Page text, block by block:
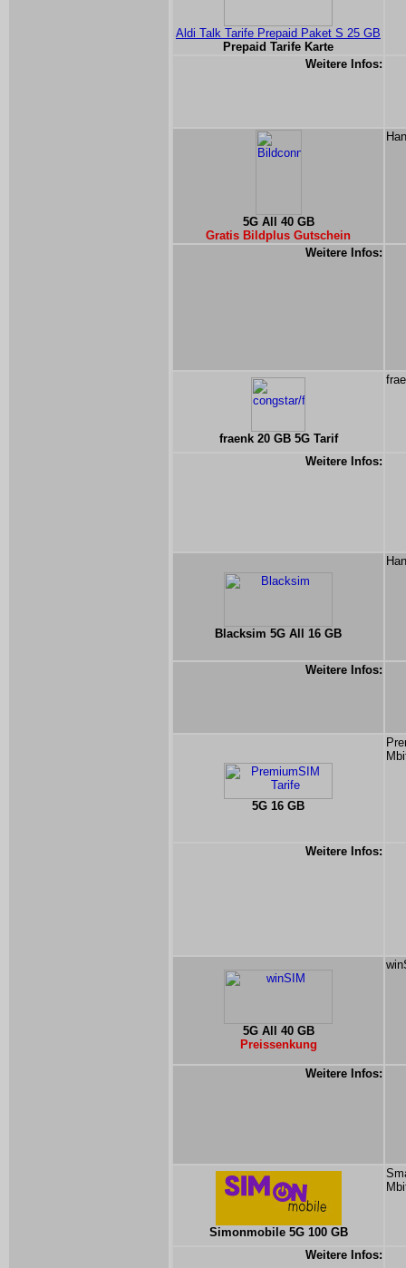
Aldi Talk Tarife Prepaid Paket S 25 GB
Prepaid Tarife Karte
Weitere Infos:
5G All 40 GB
Gratis Bildplus Gutschein
Weitere Infos:
fraenk 20 GB 5G Tarif
Weitere Infos:
Blacksim 5G All 16 GB
Weitere Infos:
5G 16 GB
Weitere Infos:
5G All 40 GB
Preissenkung
Weitere Infos:
Simonmobile 5G 100 GB
Weitere Infos: